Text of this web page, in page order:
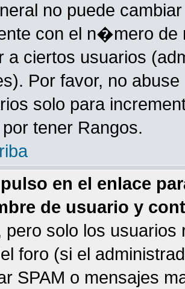
no puede
con el n�mero de
a ciertos usuarios
Por favor, no
solo para
tener Rangos.
en el enlace
de usuario y
pero solo los
foro (si el
SPAM o mensajes